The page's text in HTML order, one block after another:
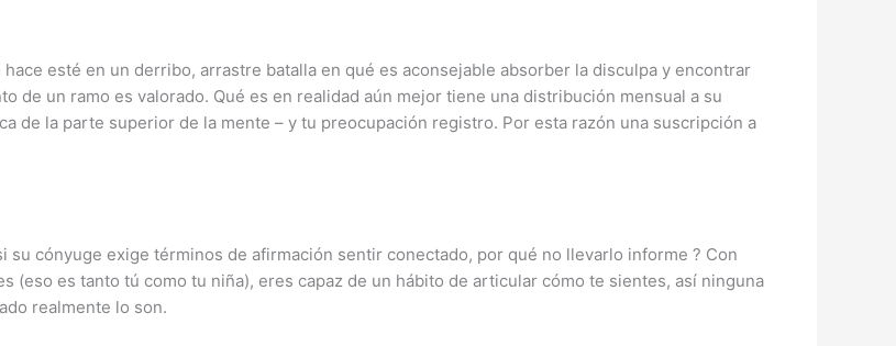
esté en un derribo, arrastre batalla en qué es aconsejable absorber la disculpa y encontrar
de un ramo es valorado. Qué es en realidad aún mejor tiene una distribución mensual a su
de la parte superior de la mente – y tu preocupación registro. Por esta razón una suscripción a
su cónyuge exige términos de afirmación sentir conectado, por qué no llevarlo informe ? Con
(eso es tanto tú como tu niña), eres capaz de un hábito de articular cómo te sientes, así ninguna
realmente lo son.